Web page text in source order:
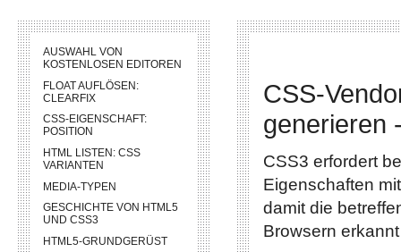
AUSWAHL VON
KOSTENLOSEN EDITOREN
FLOAT AUFLÖSEN:
CLEARFIX
CSS-EIGENSCHAFT:
POSITION
HTML LISTEN: CSS
VARIANTEN
MEDIA-TYPEN
GESCHICHTE VON HTML5
UND CSS3
HTML5-GRUNDGERÜST
CSS-
generieren
CSS3 erfordert
Eigenschaften
damit die
Browsern